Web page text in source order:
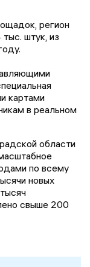
регион
штук, из
картами
в реальном
области
по всему
новых
свыше 200